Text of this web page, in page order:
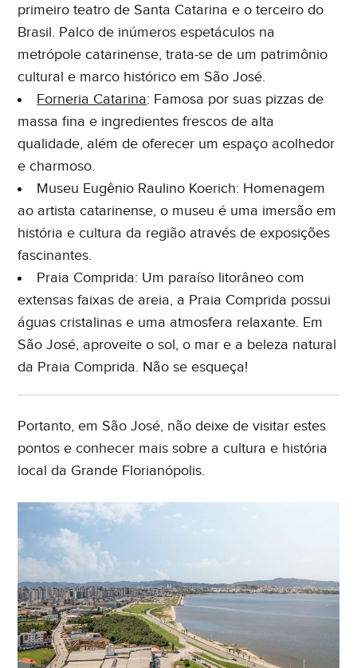
primeiro teatro de Santa Catarina e o terceiro do
Brasil. Palco de inúmeros espetáculos na
metrópole catarinense, trata-se de um patrimônio
cultural e marco histórico em São José.
Forneria Catarina: Famosa por suas pizzas de
massa fina e ingredientes frescos de alta
qualidade, além de oferecer um espaço acolhedor
e charmoso.
Museu Eugênio Raulino Koerich: Homenagem
ao artista catarinense, o museu é uma imersão em
história e cultura da região através de exposições
fascinantes.
Praia Comprida: Um paraíso litorâneo com
extensas faixas de areia, a Praia Comprida possui
águas cristalinas e uma atmosfera relaxante. Em
São José, aproveite o sol, o mar e a beleza natural
da Praia Comprida. Não se esqueça!
Portanto, em São José, não deixe de visitar estes
pontos e conhecer mais sobre a cultura e história
local da Grande Florianópolis.